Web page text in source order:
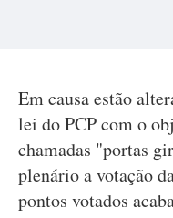
Em causa estão
lei do PCP com o
chamadas "portas
plenário a votação
pontos votados